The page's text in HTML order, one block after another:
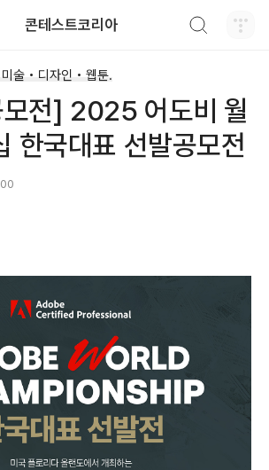
콘테스트코리아
술 • 디자인 • 웹툰.
전] 2025 어도비 월
한국대표 선발공모전